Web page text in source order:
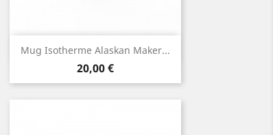
Mug Isotherme Alaskan Maker...
Prix
20,00 €
Aperçu rapide